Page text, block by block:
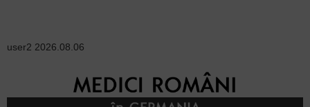
user2 2026.08.06